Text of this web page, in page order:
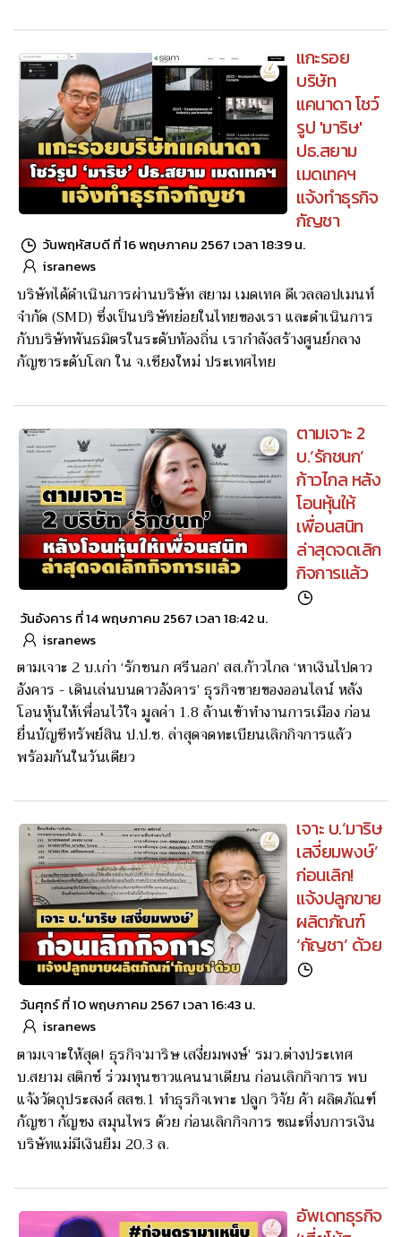
แกะรอย
บริษัท
แคนาดา โชว์
รูป 'มาริษ'
ปธ.สยาม
เมดเทคฯ
แจ้งทำธุรกิจ
กัญชา
วันพฤหัสบดี ที่ 16 พฤษภาคม 2567 เวลา 18:39 น.
isranews
บริษัทได้ดำเนินการผ่านบริษัท สยาม เมดเทค ดีเวลลอปเมนท์
จำกัด (SMD) ซึ่งเป็นบริษัทย่อยในไทยของเรา และดำเนินการ
กับบริษัทพันธมิตรในระดับท้องถิ่น เรากำลังสร้างศูนย์กลาง
กัญชาระดับโลก ใน จ.เชียงใหม่ ประเทศไทย
ตามเจาะ 2
บ.‘รักชนก’
ก้าวไกล หลัง
โอนหุ้นให้
เพื่อนสนิท
ล่าสุดจดเลิก
กิจการแล้ว
วันอังคาร ที่ 14 พฤษภาคม 2567 เวลา 18:42 น.
isranews
ตามเจาะ 2 บ.เก่า ‘รักชนก ศรีนอก’ สส.ก้าวไกล ‘หาเงินไปดาว
อังคาร - เดินเล่นบนดาวอังคาร’ ธุรกิจขายของออนไลน์ หลัง
โอนหุ้นให้เพื่อนไว้ใจ มูลค่า 1.8 ล้านเข้าทำงานการเมือง ก่อน
ยื่นบัญชีทรัพย์สิน ป.ป.ช. ล่าสุดจดทะเบียนเลิกกิจการแล้ว
พร้อมกันในวันเดียว
เจาะ บ.‘มาริษ
เสงี่ยมพงษ์’
ก่อนเลิก!
แจ้งปลูกขาย
ผลิตภัณฑ์
‘กัญชา’ ด้วย
วันศุกร์ ที่ 10 พฤษภาคม 2567 เวลา 16:43 น.
isranews
ตามเจาะให้สุด! ธุรกิจ‘มาริษ เสงี่ยมพงษ์’ รมว.ต่างประเทศ
บ.สยาม สติกซ์ ร่วมทุนชาวแคนนาเดียน ก่อนเลิกกิจการ พบ
แจ้งวัตถุประสงค์ สสช.1 ทำธุรกิจเพาะ ปลูก วิจัย ค้า ผลิตภัณฑ์
กัญชา กัญชง สมุนไพร ด้วย ก่อนเลิกกิจการ ขณะที่งบการเงิน
บริษัทแม่มีเงินยืม 20.3 ล.
อัพเดทธุรกิจ